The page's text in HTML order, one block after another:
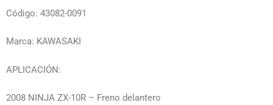
Código: 43082-0091
Marca: KAWASAKI
APLICACIÓN:
2008 NINJA ZX-10R – Freno delantero